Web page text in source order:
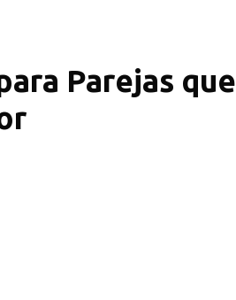
Parejas que